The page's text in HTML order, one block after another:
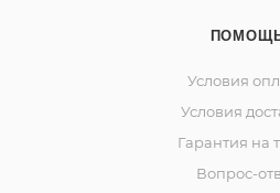
Условия
Условия
Гарантия на
Вопрос-